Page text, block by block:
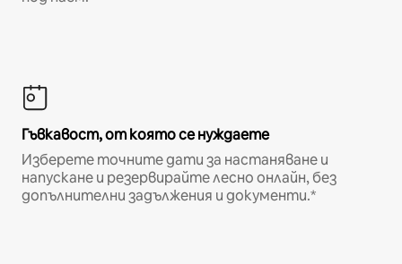
Гъвкавост, от която се нуждаете
Изберете точните дати за настаняване и
напускане и резервирайте лесно онлайн, без
допълнителни задължения и документи.*